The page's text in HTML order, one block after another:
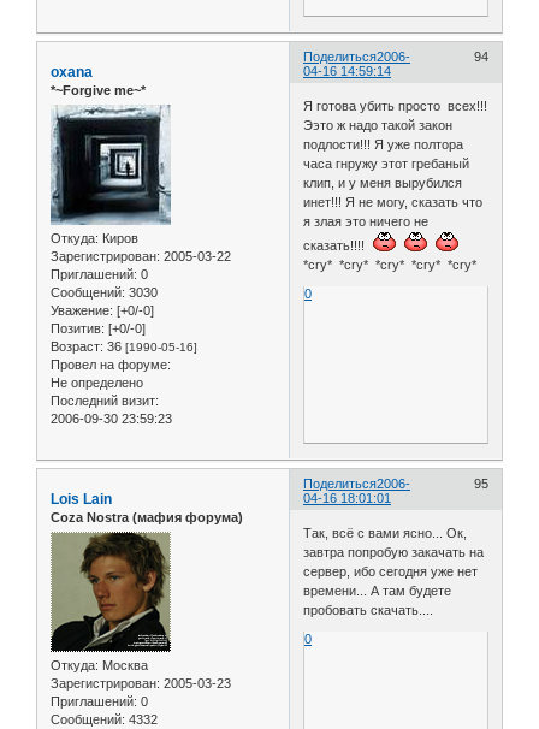
Поделиться 94
2006-
04-16 14:59:14
oxana
*~Forgive me~*
Откуда: Киров
Зарегистрирован: 2005-03-22
Приглашений: 0
Сообщений: 3030
Уважение: [+0/-0]
Позитив: [+0/-0]
Возраст: 36 [1990-05-16]
Провел на форуме:
Не определено
Последний визит:
2006-09-30 23:59:23
Я готова убить просто всех!!!
Ээто ж надо такой закон
подлости!!! Я уже полтора
часа гнружу этот гребаный
клип, и у меня вырубился
инет!!! Я не могу, сказать что
я злая это ничего не
сказать!!!!
*cry* *cry* *cry* *cry* *cry*
0
Поделиться 95
2006-
04-16 18:01:01
Lois Lain
Coza Nostra (мафия форума)
Откуда: Москва
Зарегистрирован: 2005-03-23
Приглашений: 0
Сообщений: 4332
Так, всё с вами ясно... Ок,
завтра попробую закачать на
сервер, ибо сегодня уже нет
времени... А там будете
пробовать скачать....
0